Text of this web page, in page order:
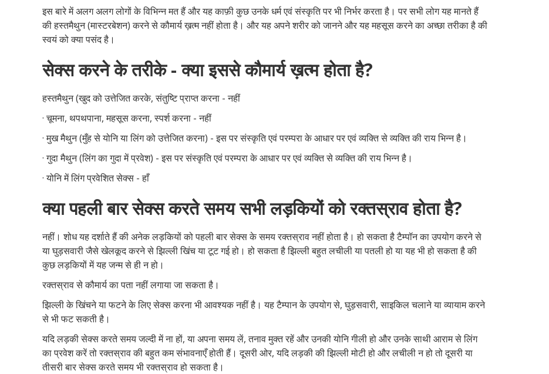
इस बारे में अलग अलग लोगों के विभिन्न मत हैं और यह काफ़ी कुछ उनके धर्म एवं संस्कृति पर भी निर्भर करता है। पर सभी लोग यह मानते हैं
की हस्तमैथुन (मास्टरबेशन) करने से कौमार्य ख़त्म नहीं होता है। और यह अपने शरीर को जानने और यह महसूस करने का अच्छा तरीका है की
स्वयं को क्या पसंद है।
सेक्स करने के तरीके - क्या इससे कौमार्य ख़त्म होता है?
हस्तमैथुन (खुद को उत्तेजित करके, संतुष्टि प्राप्त करना - नहीं
· चूमना, थपथपाना, महसूस करना, स्पर्श करना - नहीं
· मुख मैथुन (मुँह से योनि या लिंग को उत्तेजित करना) - इस पर संस्कृति एवं परम्परा के आधार पर एवं व्यक्ति से व्यक्ति की राय भिन्न है।
· गुदा मैथुन (लिंग का गुदा में प्रवेश) - इस पर संस्कृति एवं परम्परा के आधार पर एवं व्यक्ति से व्यक्ति की राय भिन्न है।
· योनि में लिंग प्रवेशित सेक्स - हाँ
क्या पहली बार सेक्स करते समय सभी लड़कियों को रक्तस्राव होता है?
नहीं। शोध यह दर्शाते हैं की अनेक लड़कियों को पहली बार सेक्स के समय रक्तस्राव नहीं होता है। हो सकता है टैम्पॉन का उपयोग करने से
या घुड़सवारी जैसे खेलकूद करने से झिल्ली खिंच या टूट गई हो। हो सकता है झिल्ली बहुत लचीली या पतली हो या यह भी हो सकता है की
कुछ लड़कियों में यह जन्म से ही न हो।
रक्तस्राव से कौमार्य का पता नहीं लगाया जा सकता है।
झिल्ली के खिंचने या फटने के लिए सेक्स करना भी आवश्यक नहीं है। यह टैम्पान के उपयोग से, घुड़सवारी, साइकिल चलाने या व्यायाम करने
से भी फट सकती है।
यदि लड़की सेक्स करते समय जल्दी में ना हों, या अपना समय लें, तनाव मुक्त रहें और उनकी योनि गीली हो और उनके साथी आराम से लिंग
का प्रवेश करें तो रक्तस्राव की बहुत कम संभावनाएँ होती हैं। दूसरी ओर, यदि लड़की की झिल्ली मोटी हो और लचीली न हो तो दूसरी या
तीसरी बार सेक्स करते समय भी रक्तस्राव हो सकता है।